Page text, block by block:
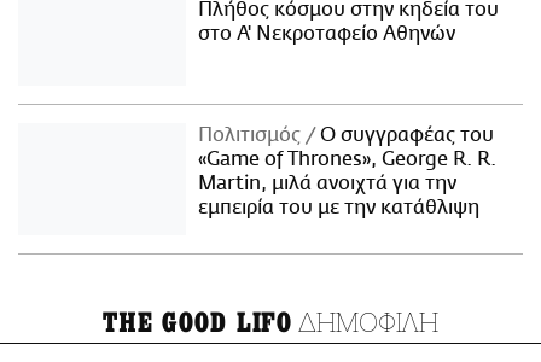
Πλήθος κόσμου στην κηδεία του
στο Α' Νεκροταφείο Αθηνών
Πολιτισμός
Ο συγγραφέας του
«Game of Thrones», George R. R.
Martin, μιλά ανοιχτά για την
εμπειρία του με την κατάθλιψη
THE GOOD LIFO ΔΗΜΟΦΙΛΗ